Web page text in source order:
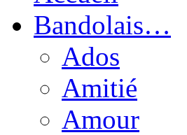
Bandolais…
Ados
Amitié
Amour